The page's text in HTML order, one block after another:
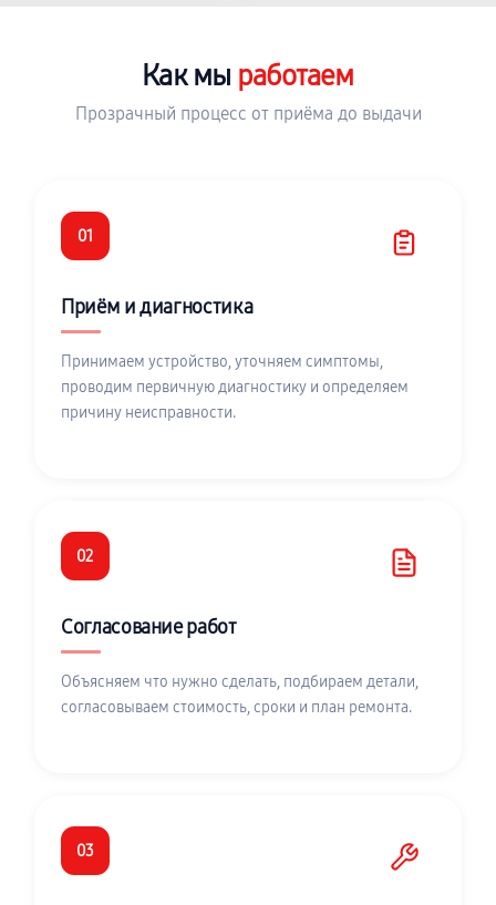
Как мы работаем
Прозрачный процесс от приёма до выдачи
01
Приём и диагностика
Принимаем устройство, уточняем симптомы,
проводим первичную диагностику и определяем
причину неисправности.
02
Согласование работ
Объясняем что нужно сделать, подбираем детали,
согласовываем стоимость, сроки и план ремонта.
03